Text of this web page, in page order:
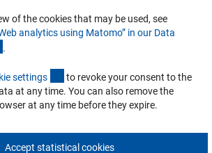
конфиденциальности Выходные данные
of the cookies that may be used, see
analytics using Matomo” in our Data
.
settings (externer Link)
to revoke your consent to the
at any time. You can also remove the
at any time before they expire.
Accept statistical cookies